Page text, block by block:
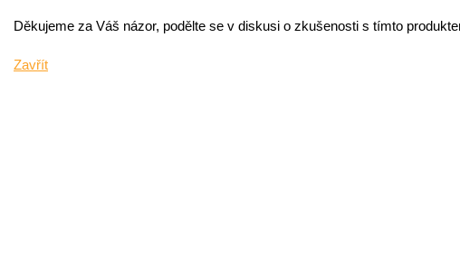
Děkujeme za Váš názor, podělte se v diskusi o zkušenosti s tímto
Zavřít